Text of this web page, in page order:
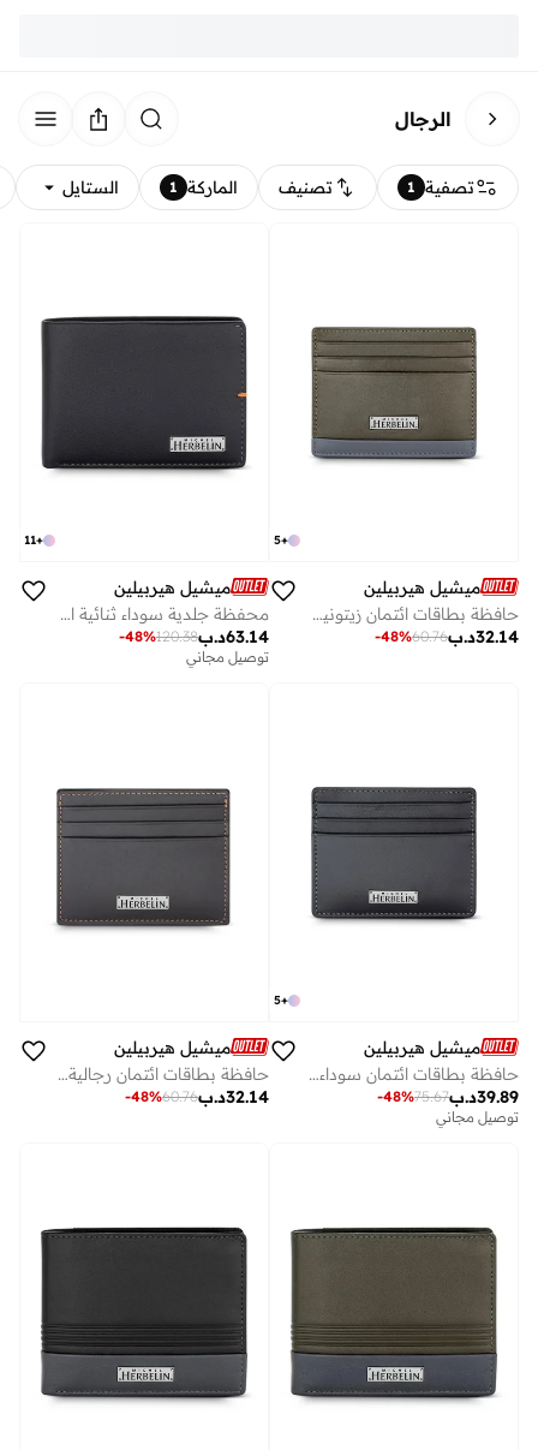
الرجال
تصفية 1 تصنيف الماركة 1 الستايل
+
5
ميشيل هيربيلين
حافظة بطاقات ائتمان زيتونية للرجال
د.ب32.14
60.76
-48%
+
11
ميشيل هيربيلين
محفظة جلدية سوداء ثنائية الطي للرجال
د.ب63.14
120.38
-48%
توصيل مجاني
+
5
ميشيل هيربيلين
حافظة بطاقات ائتمان سوداء للرجال
د.ب39.89
75.67
-48%
توصيل مجاني
ميشيل هيربيلين
حافظة بطاقات ائتمان رجالية بلوط بني
د.ب32.14
60.76
-48%